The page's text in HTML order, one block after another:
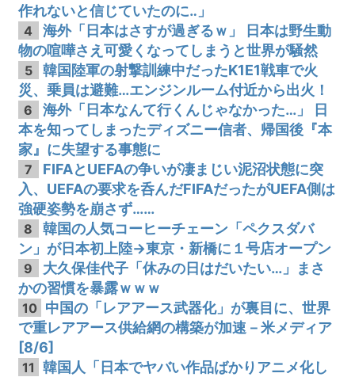
作れないと信じていたのに‥」
4
海外「日本はさすが過ぎるｗ」 日本は野生動
物の喧嘩さえ可愛くなってしまうと世界が騒然
5
韓国陸軍の射撃訓練中だったK1E1戦車で火
災、乗員は避難…エンジンルーム付近から出火！
6
海外「日本なんて行くんじゃなかった…」 日
本を知ってしまったディズニー信者、帰国後『本
家』に失望する事態に
7
FIFAとUEFAの争いが凄まじい泥沼状態に突
入、UEFAの要求を呑んだFIFAだったがUEFA側は
強硬姿勢を崩さず……
8
韓国の人気コーヒーチェーン「ペクスダバ
ン」が日本初上陸→東京・新橋に１号店オープン
9
大久保佳代子「休みの日はだいたい…」まさ
かの習慣を暴露ｗｗｗ
10 中国の「レアアース武器化」が裏目に、世界
で重レアアース供給網の構築が加速－米メディア
[8/6]
11
韓国人「日本でヤバい作品ばかりアニメ化し